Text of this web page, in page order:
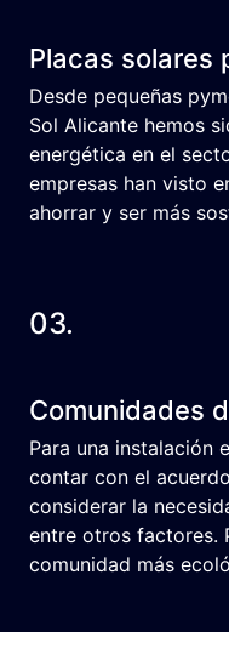
Placas solares
Desde pequeñas
Sol Alicante hemos
energética en el
empresas han visto
ahorrar y ser más
03.
Comunidades
Para una instalación
contar con el
considerar la
entre otros factores.
comunidad más